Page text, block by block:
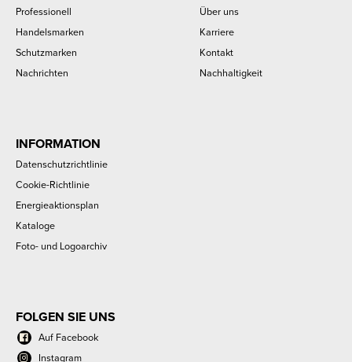
Professionell
Handelsmarken
Schutzmarken
Nachrichten
Über uns
Karriere
Kontakt
Nachhaltigkeit
INFORMATION
Datenschutzrichtlinie
Cookie-Richtlinie
Energieaktionsplan
Kataloge
Foto- und Logoarchiv
FOLGEN SIE UNS
Auf Facebook
Instagram